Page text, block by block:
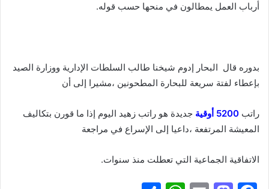
أرباب العمل يمطالون في منحها حسب قوله.
بدوره قال البحار إدوم شيخنا طالب السلطات الإدارية ووزارة الصيد
بإعطاء لفتة سريعة للبحارة المطحونين ،مشيرا إلى أن
راتب 5200 أوقية
جديدة هو راتب زهيد اليوم إذا ما قورن بتكاليف
المعيشة المرتفعة ،داعيا إلى الإسراع في مراجعة
الاتفاقية الجماعية التي تعطلت منذ سنوات.